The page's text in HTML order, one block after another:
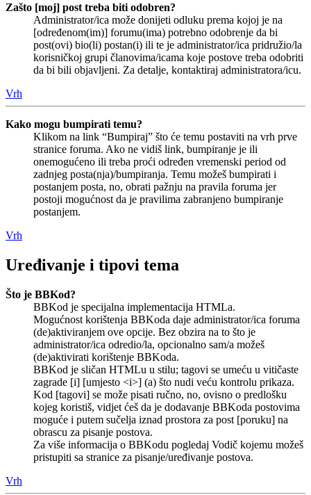
Zašto [moj] post treba biti odobren?
Administrator/ica može donijeti odluku prema kojoj je na
[određenom(im)] forumu(ima) potrebno odobrenje da bi
post(ovi) bio(li) postan(i) ili te je administrator/ica pridružio/la
korisničkoj grupi članovima/icama koje postove treba odobriti
da bi bili objavljeni. Za detalje, kontaktiraj administratora/icu.
Vrh
Kako mogu bumpirati temu?
Klikom na link “Bumpiraj” što će temu postaviti na vrh prve
stranice foruma. Ako ne vidiš link, bumpiranje je ili
onemogućeno ili treba proći određen vremenski period od
zadnjeg posta(nja)/bumpiranja. Temu možeš bumpirati i
postanjem posta, no, obrati pažnju na pravila foruma jer
postoji mogućnost da je pravilima zabranjeno bumpiranje
postanjem.
Vrh
Uređivanje i tipovi tema
Što je BBKod?
BBKod je specijalna implementacija HTMLa.
Mogućnost korištenja BBKoda daje administrator/ica foruma
(de)aktiviranjem ove opcije. Bez obzira na to što je
administrator/ica odredio/la, opcionalno sam/a možeš
(de)aktivirati korištenje BBKoda.
BBKod je sličan HTMLu u stilu; tagovi se umeću u vitičaste
zagrade [i] [umjesto <i>] (a) što nudi veću kontrolu prikaza.
Kod [tagovi] se može pisati ručno, no, ovisno o predlošku
kojeg koristiš, vidjet ćeš da je dodavanje BBKoda postovima
moguće i putem sučelja iznad prostora za post [poruku] na
obrascu za pisanje postova.
Za više informacija o BBKodu pogledaj Vodič kojemu možeš
pristupiti sa stranice za pisanje/uređivanje postova.
Vrh